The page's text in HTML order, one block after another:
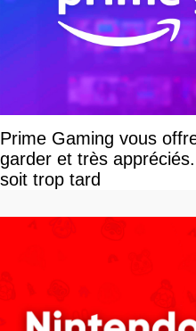
Prime Gaming vous
garder et très
soit trop tard